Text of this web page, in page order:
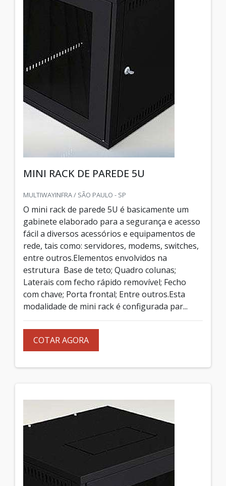
MINI RACK DE PAREDE 5U
MULTIWAYINFRA / SÃO PAULO - SP
O mini rack de parede 5U é basicamente um
gabinete elaborado para a segurança e acesso
fácil a diversos acessórios e equipamentos de
rede, tais como: servidores, modems, switches,
entre outros.Elementos envolvidos na
estrutura Base de teto; Quadro colunas;
Laterais com fecho rápido removível; Fecho
com chave; Porta frontal; Entre outros.Esta
modalidade de mini rack é configurada par...
COTAR AGORA